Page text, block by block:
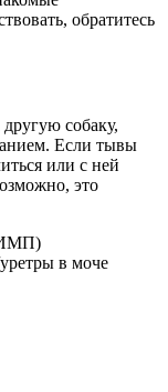
обратитесь
собаку,
Если тывы
или с ней
это
в моче